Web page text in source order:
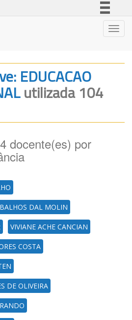
Legislação
Canais
EDUCACAO
utilizada 104
docente(es) por
DAL MOLIN
VIVIANE ACHE CANCIAN
COSTA
DE OLIVEIRA